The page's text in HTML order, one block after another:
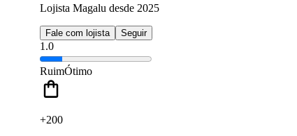
Lojista Magalu desde 2025
Fale com lojista Seguir
1.0
RuimÓtimo
+200